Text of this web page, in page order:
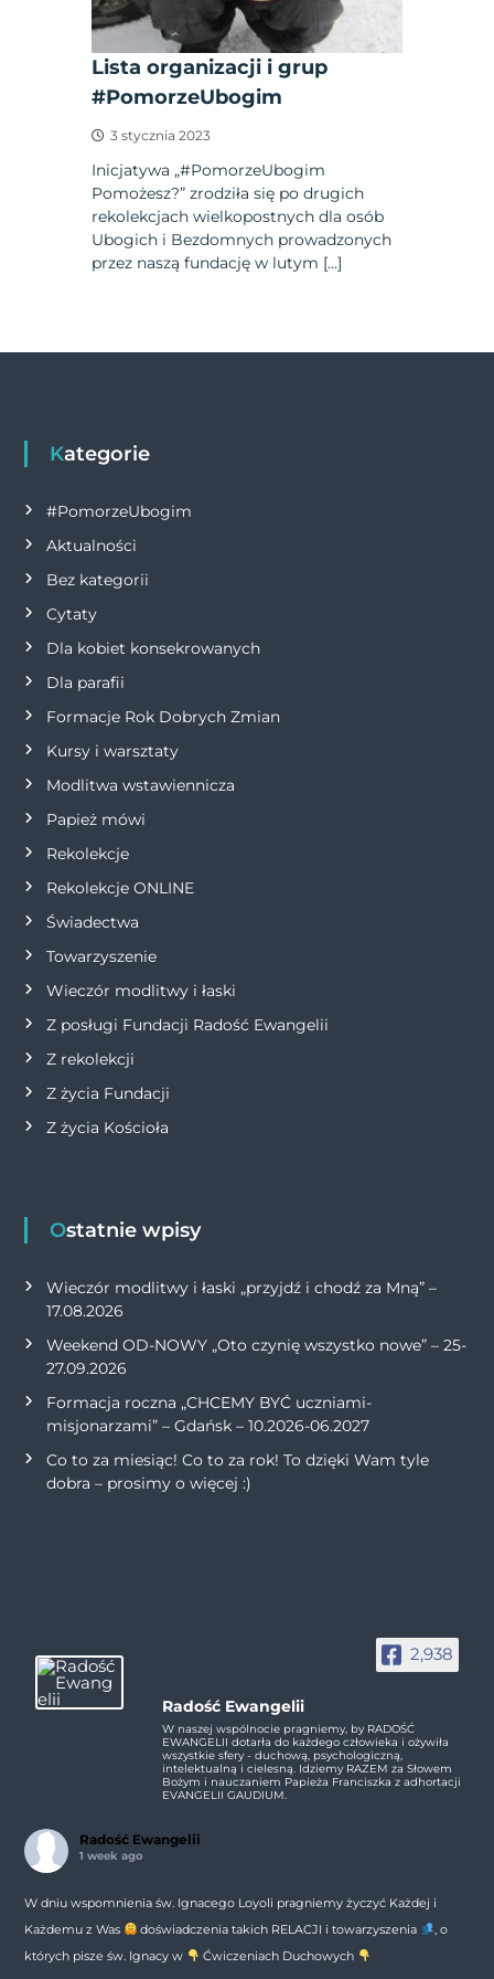
Lista organizacji i grup
#PomorzeUbogim
3 stycznia 2023
Inicjatywa „#PomorzeUbogim
Pomożesz?” zrodziła się po drugich
rekolekcjach wielkopostnych dla osób
Ubogich i Bezdomnych prowadzonych
przez naszą fundację w lutym […]
Kategorie
#PomorzeUbogim
Aktualności
Bez kategorii
Cytaty
Dla kobiet konsekrowanych
Dla parafii
Formacje Rok Dobrych Zmian
Kursy i warsztaty
Modlitwa wstawiennicza
Papież mówi
Rekolekcje
Rekolekcje ONLINE
Świadectwa
Towarzyszenie
Wieczór modlitwy i łaski
Z posługi Fundacji Radość Ewangelii
Z rekolekcji
Z życia Fundacji
Z życia Kościoła
Ostatnie wpisy
Wieczór modlitwy i łaski „przyjdź i chodź za Mną” –
17.08.2026
Weekend OD-NOWY „Oto czynię wszystko nowe” – 25-
27.09.2026
Formacja roczna „CHCEMY BYĆ uczniami-
misjonarzami” – Gdańsk – 10.2026-06.2027
Co to za miesiąc! Co to za rok! To dzięki Wam tyle
dobra – prosimy o więcej :)
2,938
Radość Ewangelii
W naszej wspólnocie pragniemy, by RADOŚĆ
EWANGELII dotarła do każdego człowieka i ożywiła
wszystkie sfery - duchową, psychologiczną,
intelektualną i cielesną. Idziemy RAZEM za Słowem
Bożym i nauczaniem Papieża Franciszka z adhortacji
EVANGELII GAUDIUM.
Radość Ewangelii
1 week ago
W dniu wspomnienia św. Ignacego Loyoli pragniemy życzyć Każdej i
Każdemu z Was
doświadczenia takich RELACJI i towarzyszenia
, o
których pisze św. Ignacy w
Ćwiczeniach Duchowych